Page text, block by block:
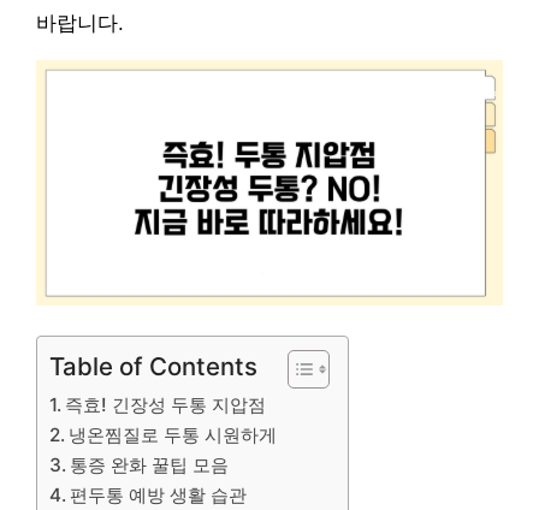
바랍니다.
Table of Contents
즉효! 긴장성 두통 지압점
냉온찜질로 두통 시원하게
통증 완화 꿀팁 모음
편두통 예방 생활 습관